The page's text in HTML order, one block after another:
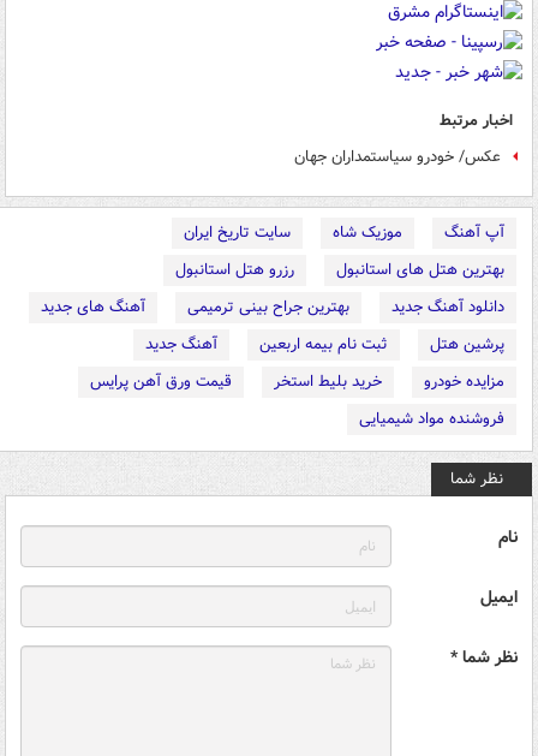
اخبار مرتبط
عکس/ خودرو سیاستمداران جهان
آپ آهنگ موزیک شاه
سایت تاریخ ایران
بهترین هتل های استانبول
رزرو هتل استانبول
دانلود آهنگ جدید
بهترین جراح بینی ترمیمی
آهنگ های جدید
پرشین هتل
ثبت نام بیمه اربعین
آهنگ جدید
مزایده خودرو
خرید بلیط استخر
قیمت ورق آهن پرایس
فروشنده مواد شیمیایی
نظر شما
نام
ایمیل
نظر شما *